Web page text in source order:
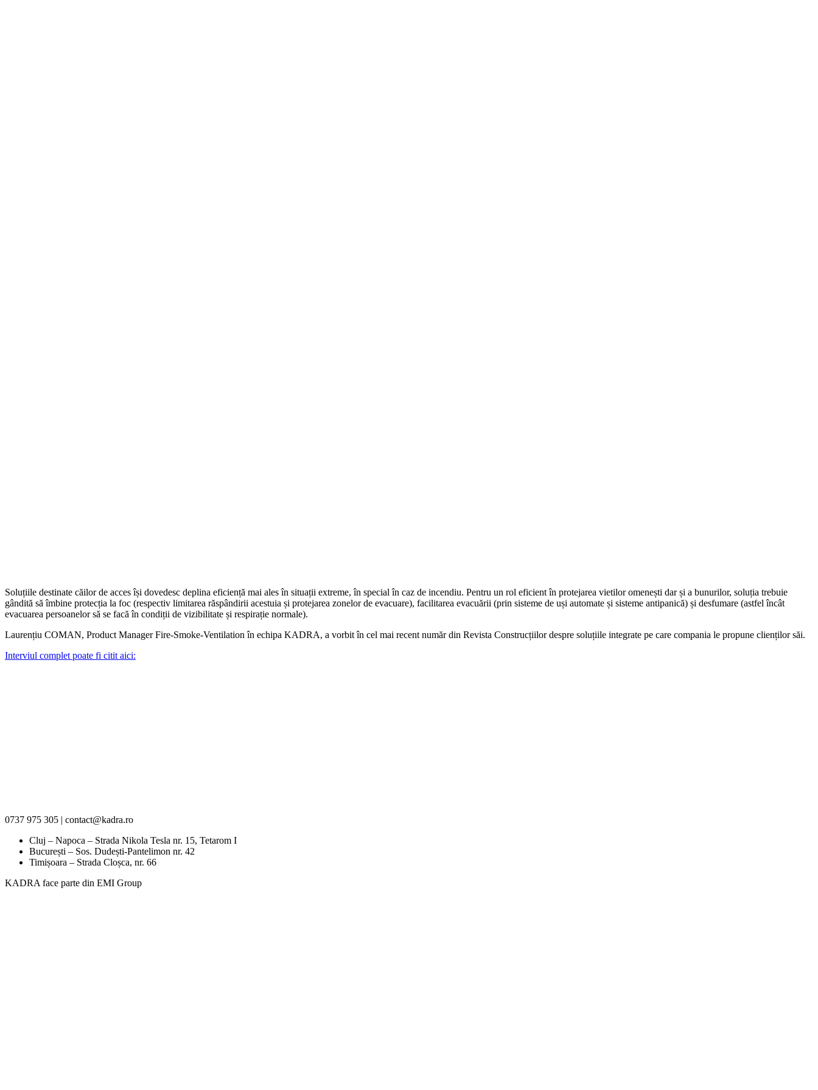
Soluțiile destinate căilor de acces își dovedesc deplina eficiență mai ales în situații extreme, în special în caz de incendiu. Pentru un rol eficient în protejarea vietilor omenești dar și a bunurilor, soluția trebuie
gândită să îmbine protecția la foc (respectiv limitarea răspândirii acestuia și protejarea zonelor de evacuare), facilitarea evacuării (prin sisteme de uși automate și sisteme antipanică) și desfumare (astfel încât
evacuarea persoanelor să se facă în condiții de vizibilitate și respirație normale).
Laurențiu COMAN, Product Manager Fire-Smoke-Ventilation în echipa KADRA, a vorbit în cel mai recent număr din Revista Construcțiilor despre soluțiile integrate pe care compania le propune clienților săi.
Interviul complet poate fi citit aici:
0737 975 305 | contact@kadra.ro
Cluj – Napoca – Strada Nikola Tesla nr. 15, Tetarom I
București – Sos. Dudești-Pantelimon nr. 42
Timișoara – Strada Cloșca, nr. 66
KADRA face parte din EMI Group